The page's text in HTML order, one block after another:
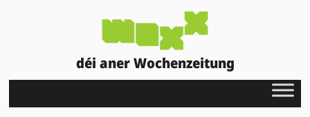
déi aner Wochenzeitung